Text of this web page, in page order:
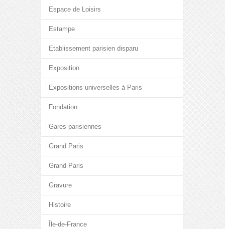
Espace de Loisirs
Estampe
Etablissement parisien disparu
Exposition
Expositions universelles à Paris
Fondation
Gares parisiennes
Grand Paris
Grand Paris
Gravure
Histoire
Île-de-France